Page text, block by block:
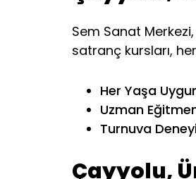
Sem Sanat
satranç kursları,
Her Yaşa
Uzman
Turnuva
Çayyolu,